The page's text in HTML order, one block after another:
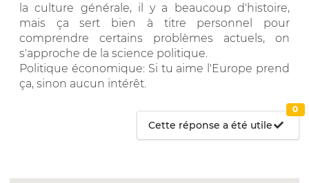
la culture générale, il y a beaucoup d'histoire,
mais ça sert bien à titre personnel pour
comprendre certains problèmes actuels, on
s'approche de la science politique.
Politique économique: Si tu aime l'Europe prend
ça, sinon aucun intérêt.
Cette réponse a été utile
0